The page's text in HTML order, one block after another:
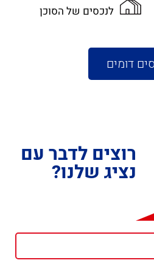
לנכסים של הסוכן
דומים
רוצים לדבר עם
נציג שלנו?